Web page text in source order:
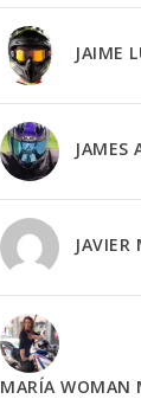
JAIME
JAMES
JAVIER
MARÍA WOMAN